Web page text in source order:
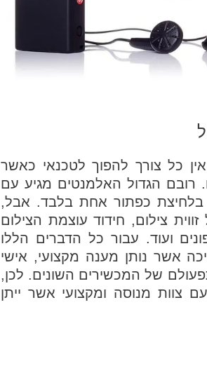
כל צורך להפוך לטכנאי כאשר
הגדול האלמנטים מגיע עם
בלחיצת כפתור אחת בלבד. אבל,
צילום, חידוד עוצמת הצילום
ועוד. עבור כל הדברים הללו
אשר נותן מענה מקצועי, אישי
של המכשירים השונים. לכן,
צוות מנוסה ומקצועי אשר ייתן